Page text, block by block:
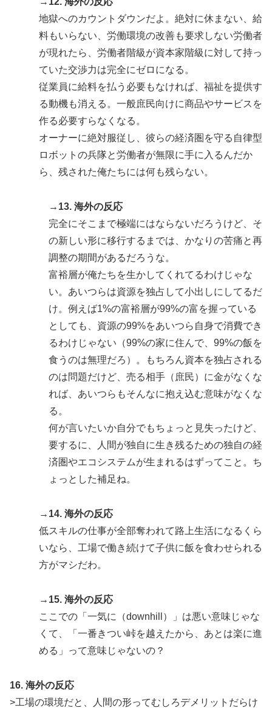
地獄へのカウントダウンだよ。絶対に休まない、給
料もいらない、労働環境の改善も要求しない労働者
が現れたら、労働者階級が資本家階級に対して持っ
ていた交渉力は完全にゼロになる。
従業員に給料を払う必要もなければ、福祉を提供す
る動機も消える。一般庶民向けに商品やサービスを
作る必要すらなくなる。
オーナーに絶対服従し、彼らの経済圏を守る自律型
ロボットの兵隊と労働者が無限に手に入るんだか
ら、残された俺たちには何も残らない。
→13. 海外の反応
完全にそこまで極端にはならないだろうけど、そ
の新しい形に移行するまでは、かなりの苦痛と再
調整の期間があるだろうな。
富裕層が俺たちを生かしてくれてるわけじゃな
い。あいつらは資源を独占して小出しにしてるだ
け。例えば1%の富裕層が99%の富を握っている
としても、資源の99%をあいつら自身で消費でき
るわけじゃない（99%の家に住んで、99%の飯を
食うのは無理だろ）。もちろん資本を独占される
のは問題だけど、売る相手（庶民）に金がなくな
れば、あいつらもそんなに抱え込む意味がなくな
る。
何が言いたいか自分でもちょっと見失ったけど、
要するに、人間が独自に生き残るための独自の経
済圏やエコシステムが生まれるはずってこと。ち
ょっとした補足ね。
→14. 海外の反応
低スキルの仕事が全部奪われて路上生活になるくら
いなら、工場で働き続けて子供に飯を食わせられる
方がマシだわ。
→15. 海外の反応
ここでの「一気に（downhill）」は悪い意味じゃな
くて、「一番きつい峠を越えたから、あとは楽に進
める」って意味じゃないの？
16. 海外の反応
>工場の環境だと、人間の形ってむしろデメリットだらけ